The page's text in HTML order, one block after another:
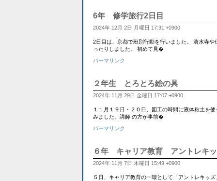
6年 修学旅行2日目
2024年 12月 2日 月曜日 17:31 +0900
2日目は、京都で班別行動を行いました。 清水寺
ったりしました。 初めて見�
パーマリンク
２年生 とろとろ絵の具
2024年 11月 29日 金曜日 17:07 +0900
１１月１９日・２０日、図工の時間に液体粘土を
みました。講師 の方が事前�
パーマリンク
６年 キャリア教育 アントレキ
2024年 11月 7日 木曜日 15:49 +0900
５日、キャリア教育の一環として「アントレキッ